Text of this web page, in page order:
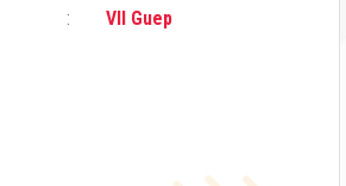
VII Guep